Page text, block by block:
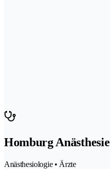
Homburg Anästhesie
Anästhesiologie • Ärzte